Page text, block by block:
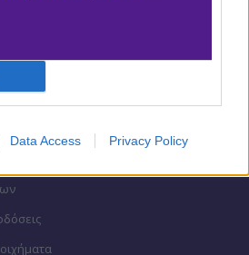
Data Access Privacy Policy
League 1